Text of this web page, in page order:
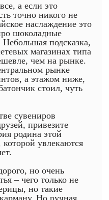
а если это
точно никого не
наслаждение это
шоколадные
подсказка,
магазинах типа
чем на рынке.
рынке
а этажом ниже,
стоил, чуть
сувениров
привезите
родина этой
увлекаются
но очень
– чего только не
но такие